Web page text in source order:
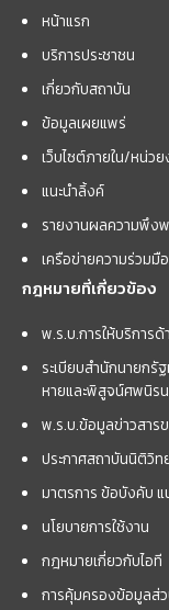
หน้าแรก
บริการประชาชน
เกี่ยวกับสถาบัน
ข้อมูลเผยแพร่
เว็บไซต์ภายใน/หน่ว
แนะนำลิ้งค์
รายงานผลความพึง
เครือข่ายความร่วม
กฎหมายที่เกี่ยวข้อง
พ.ร.บ.การให้บริการ
ระเบียบสำนักนายก
หายและพิสูจน์ศพนิร
พ.ร.บ.ข้อมูลข่าวสาร
ประกาศสถาบันนิติวิท
มาตรการ ข้อบังคับ
นโยบายการใช้งาน
กฎหมายเกี่ยวกับไอที
การคุ้มครองข้อมูลส่